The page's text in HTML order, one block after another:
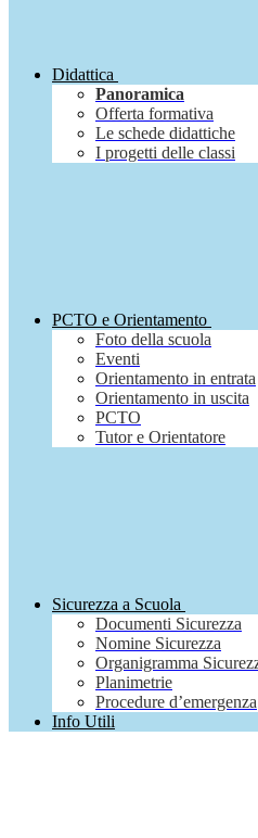
Didattica
Panoramica
Offerta formativa
Le schede didattiche
I progetti delle classi
PCTO e Orientamento
Foto della scuola
Eventi
Orientamento in entrata
Orientamento in uscita
PCTO
Tutor e Orientatore
Sicurezza a Scuola
Documenti Sicurezza
Nomine Sicurezza
Organigramma
Planimetrie
Procedure d’emergenza
Info Utili